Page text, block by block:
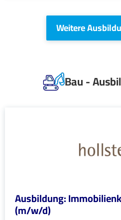
Weitere
Bau -
Ausbildung:
(m/w/d)